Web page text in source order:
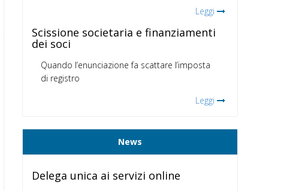
Leggi
Scissione societaria e finanziamenti
dei soci
Quando l’enunciazione fa scattare l’imposta
di registro
Leggi
News
Delega unica ai servizi online